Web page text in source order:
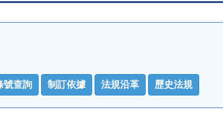
號查詢 制訂依據 法規沿革 歷史法規